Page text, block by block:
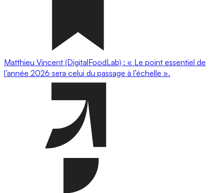
Matthieu Vincent (DigitalFoodLab) : « Le point essentiel de
l’année 2026 sera celui du passage à l’échelle ».